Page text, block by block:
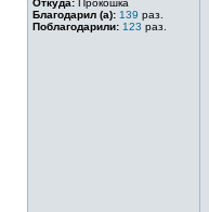
Откуда: Прокошка
Благодарил (а): 139 раз.
Поблагодарили: 123 раз.